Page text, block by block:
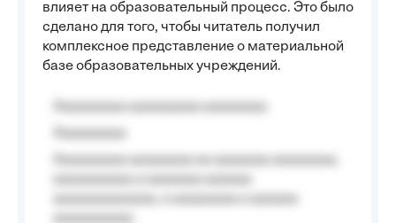
влияет на образовательный процесс. Это было
сделано для того, чтобы читатель получил
комплексное представление о материальной
базе образовательных учреждений.